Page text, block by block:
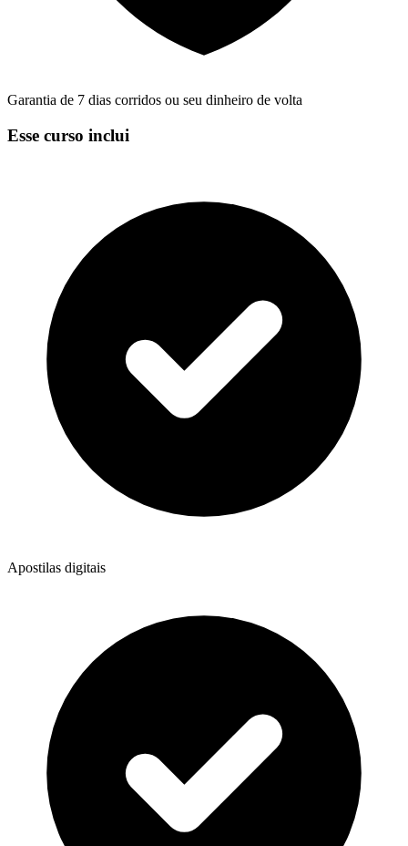
Garantia de 7 dias corridos ou seu dinheiro de volta
Esse curso inclui
Apostilas digitais